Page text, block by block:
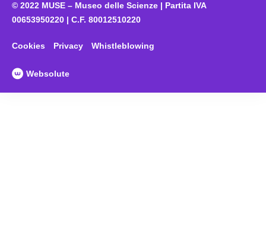
© 2022 MUSE – Museo delle Scienze | Partita IVA
00653950220 | C.F. 80012510220
Cookies Privacy Whistleblowing
Websolute